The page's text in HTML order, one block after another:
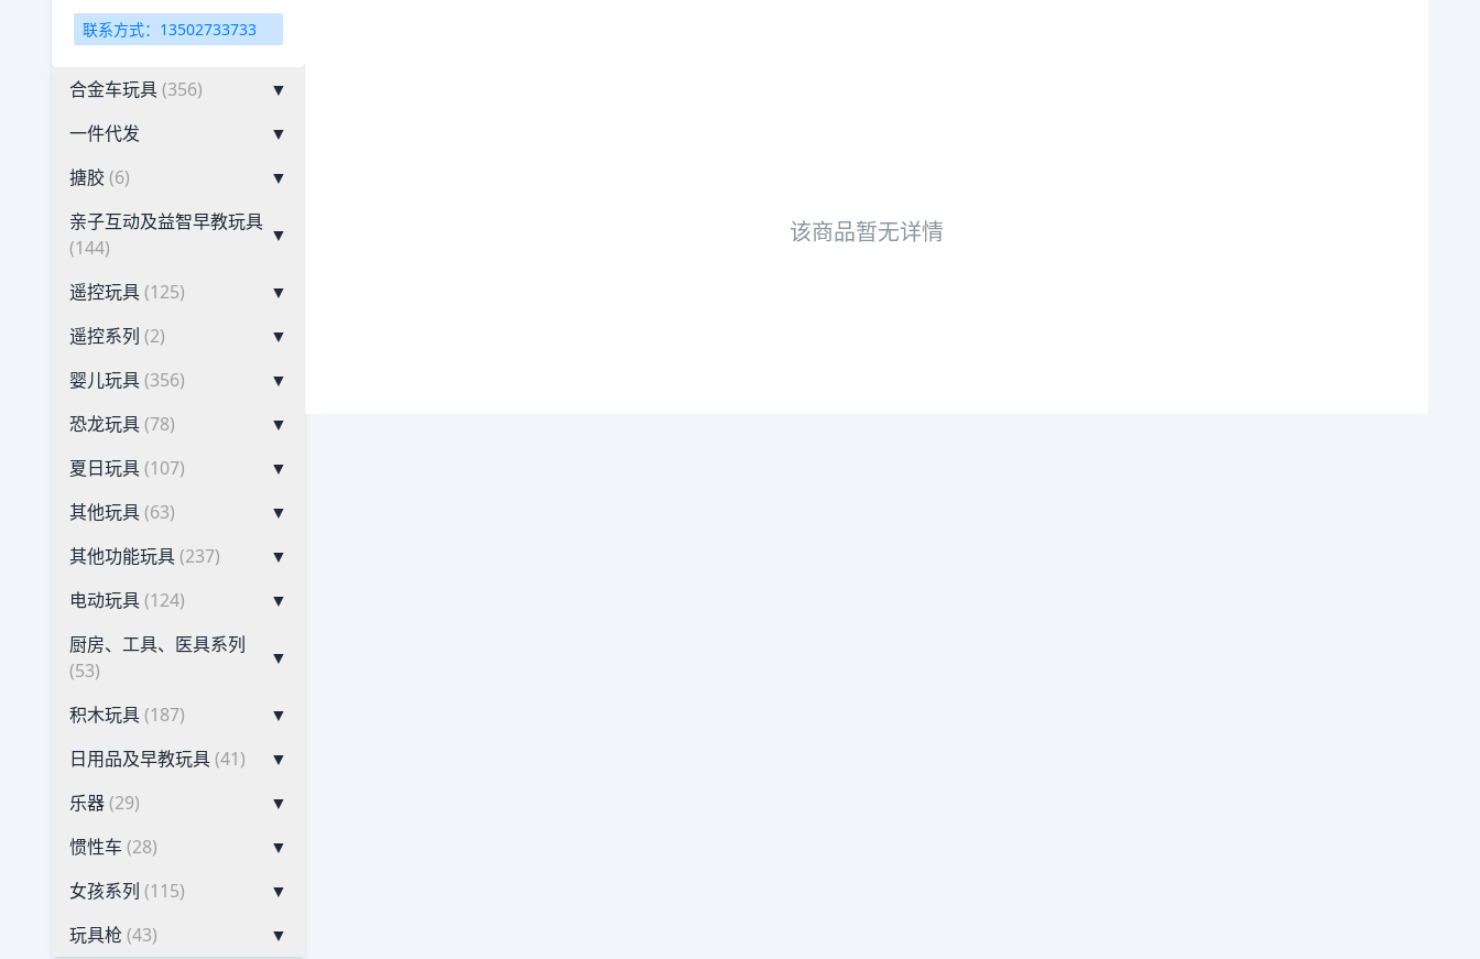
联系方式：13502733733
合金车玩具(356)
▼
一件代发
▼
搪胶(6)
▼
亲子互动及益智早教玩具
(144)
▼
遥控玩具(125)
▼
遥控系列 (2)
▼
婴儿玩具(356)
▼
恐龙玩具(78)
▼
夏日玩具(107)
▼
其他玩具(63)
▼
其他功能玩具(237)
▼
电动玩具(124)
▼
厨房、工具、医具系列
(53)
▼
积木玩具(187)
▼
日用品及早教玩具(41)
▼
乐器(29)
▼
惯性车 (28)
▼
女孩系列 (115)
▼
玩具枪 (43) ▼
该商品暂无详情